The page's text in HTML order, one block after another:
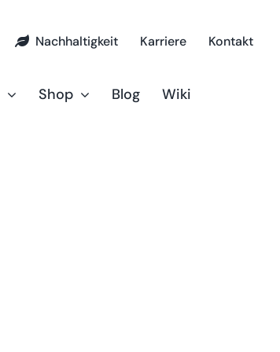
Nachhaltigkeit Karriere Kontakt
Shop Blog Wiki